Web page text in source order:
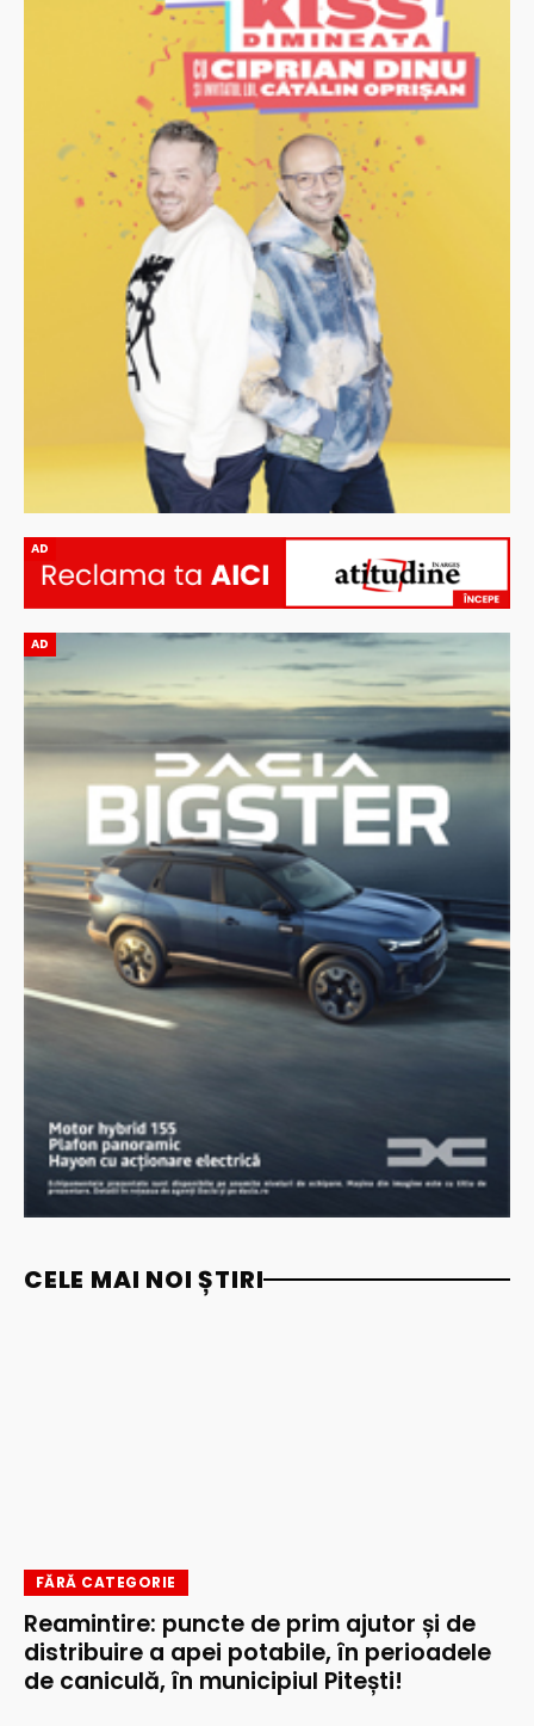
AD
AD
CELE MAI NOI ȘTIRI
FĂRĂ CATEGORIE
Reamintire: puncte de prim ajutor și de
distribuire a apei potabile, în perioadele
de caniculă, în municipiul Pitești!